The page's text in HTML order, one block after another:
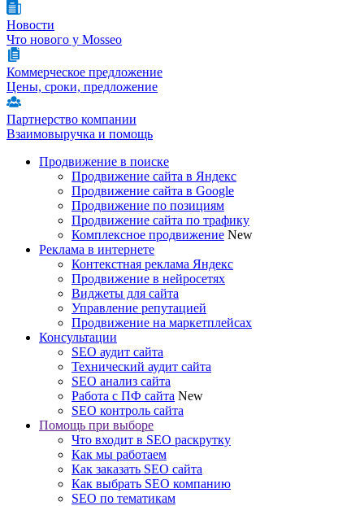
Новости
Что нового у Mosseo
Коммерческое предложение
Цены, сроки, предложение
Партнерство компании
Взаимовыручка и помощь
Продвижение в поиске
Продвижение сайта в Яндекс
Продвижение сайта в Google
Продвижение по позициям
Продвижение сайта по трафику
Комплексное продвижение New
Реклама в интернете
Контекстная реклама Яндекс
Продвижение в нейросетях
Виджеты для сайта
Управление репутацией
Продвижение на маркетплейсах
Консультации
SEO аудит сайта
Технический аудит сайта
SEO анализ сайта
Работа с ПФ сайта New
SEO контроль сайта
Помощь при выборе
Что входит в SEO раскрутку
Как мы работаем
Как заказать SEO сайта
Как выбрать SEO компанию
SEO по тематикам